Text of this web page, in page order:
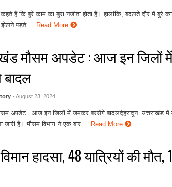
हैं कि बुरे काम का बुरा नजीता होता है। हालांकि, बदलते दौर में बुरे
झेलने पड़ते ...
Read More
मौसम अपडेट : आज इन जिलों
- August 23, 2024
अपडेट : आज इन जिलों में जमकर बरसेंगे बादलदेहरादून: उत्तराखंड में
जारी है। मौसम विभाग ने एक बार ...
Read More
हादसा, 48 यात्रियों की मौत,